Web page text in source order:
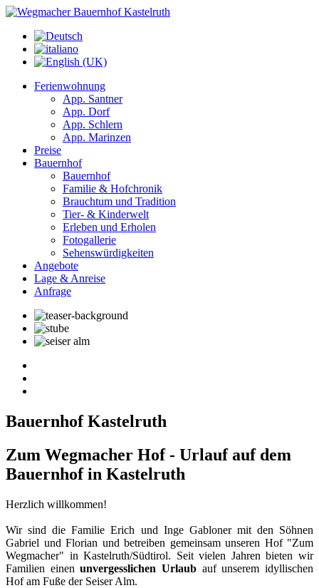
Ferienwohnung
App. Santner
App. Dorf
App. Schlern
App. Marinzen
Preise
Bauernhof
Bauernhof
Familie & Hofchronik
Brauchtum und Tradition
Tier- & Kinderwelt
Erleben und Erholen
Fotogallerie
Sehenswürdigkeiten
Angebote
Lage & Anreise
Anfrage
Bauernhof Kastelruth
Zum Wegmacher Hof - Urlauf auf dem
Bauernhof in Kastelruth
Herzlich willkommen!
Wir sind die Familie Erich und Inge Gabloner mit den Söhnen
Gabriel und Florian und betreiben gemeinsam unseren Hof "Zum
Wegmacher" in Kastelruth/Südtirol. Seit vielen Jahren bieten wir
Familien einenunvergesslichen Urlaub auf unserem idyllischen
Hof am Fuße der Seiser Alm.